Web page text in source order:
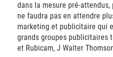
dans la mesure pré-
ne faudra pas en attendre
marketing et publicitaire qui
grands groupes publicitaires
et Rubicam, J Walter